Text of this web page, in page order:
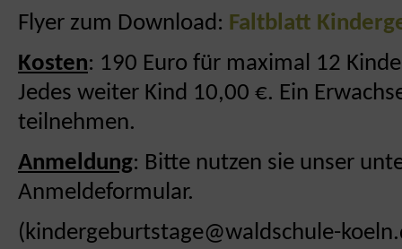
Flyer zum Download: Faltblatt
Kosten: 190 Euro für maximal 12
Jedes weiter Kind 10,00 €. Ein
teilnehmen.
Anmeldung: Bitte nutzen sie unser
Anmeldeformular.
(kindergeburtstage@waldschule-